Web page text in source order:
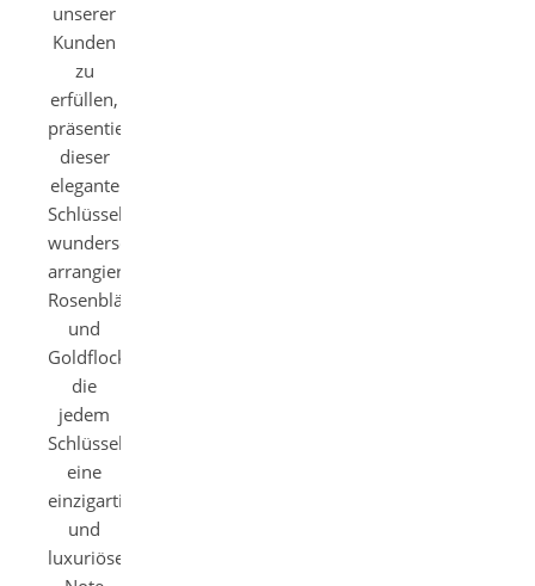
unserer
Kunden
zu
erfüllen,
präsentiert
dieser
elegante
Schlüsselanhänger
wunderschön
arrangierte
Rosenblätter
und
Goldflocken,
die
jedem
Schlüsselbund
eine
einzigartige
und
luxuriöse